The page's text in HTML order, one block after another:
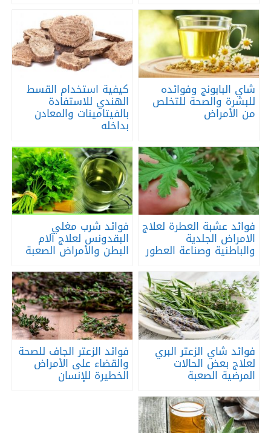
شاي البابونج وفوائده
للبشرة والصحة للتخلص
من الأمراض
كيفية استخدام القسط
الهندي للاستفادة
بالفيتامينات والمعادن
بداخله
فوائد عشبة العطرة لعلاج
الامراض الجلدية
والباطنية وصناعة العطور
فوائد شرب مغلي
البقدونس لعلاج آلام
البطن والأمراض الصعبة
فوائد شاي الزعتر البري
لعلاج بعض الحالات
المرضية الصعبة
فوائد الزعتر الجاف للصحة
والقضاء على الأمراض
الخطيرة للإنسان